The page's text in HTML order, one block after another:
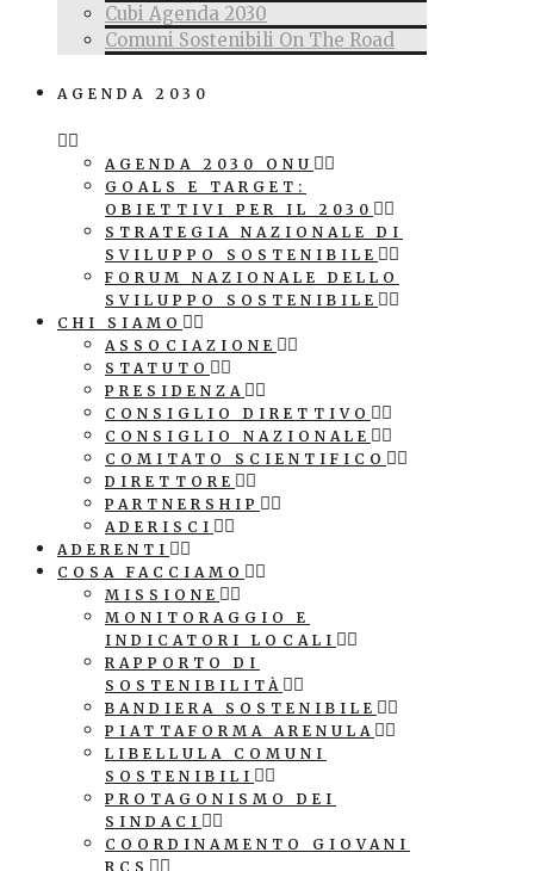
Cubi Agenda 2030
Comuni Sostenibili On The Road
AGENDA 2030
AGENDA 2030 ONU
GOALS E TARGET:
OBIETTIVI PER IL 2030
STRATEGIA NAZIONALE DI
SVILUPPO SOSTENIBILE
FORUM NAZIONALE DELLO
SVILUPPO SOSTENIBILE
CHI SIAMO
ASSOCIAZIONE
STATUTO
PRESIDENZA
CONSIGLIO DIRETTIVO
CONSIGLIO NAZIONALE
COMITATO SCIENTIFICO
DIRETTORE
PARTNERSHIP
ADERISCI
ADERENTI
COSA FACCIAMO
MISSIONE
MONITORAGGIO E
INDICATORI LOCALI
RAPPORTO DI
SOSTENIBILITÀ
BANDIERA SOSTENIBILE
PIATTAFORMA ARENULA
LIBELLULA COMUNI
SOSTENIBILI
PROTAGONISMO DEI
SINDACI
COORDINAMENTO GIOVANI
RCS